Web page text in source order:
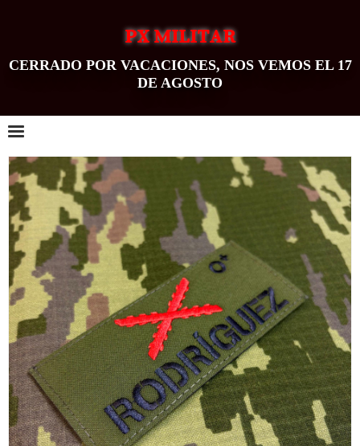
PX MILITAR
CERRADO POR VACACIONES, NOS VEMOS EL 17
DE AGOSTO